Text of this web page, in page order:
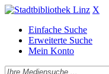
X
Einfache Suche
Erweiterte Suche
Mein Konto